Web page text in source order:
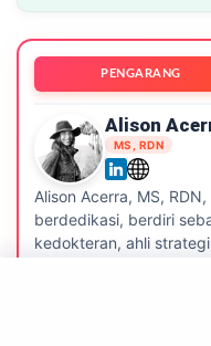
PENGARANG
Alison
MS, RDN
Alison Acerra, MS,
berdedikasi, berdiri
kedokteran, ahli